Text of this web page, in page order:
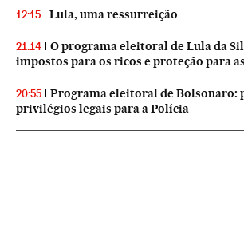
12:15 Lula, uma ressurreição
21:14
O programa eleitoral de Lula da
impostos para os ricos e proteção para
20:55
Programa eleitoral de Bolsonaro:
privilégios legais para a Polícia